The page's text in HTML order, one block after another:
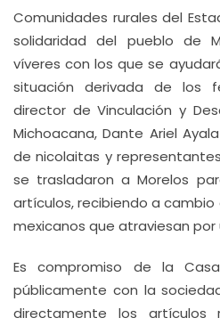
Comunidades rurales del
solidaridad del pueblo de
víveres con los que se
situación derivada de los
director de Vinculación y
Michoacana, Dante Ariel
de nicolaitas y
se trasladaron a Morelos
artículos, recibiendo a
mexicanos que atraviesan
Es compromiso de la
públicamente con la
directamente los artículos